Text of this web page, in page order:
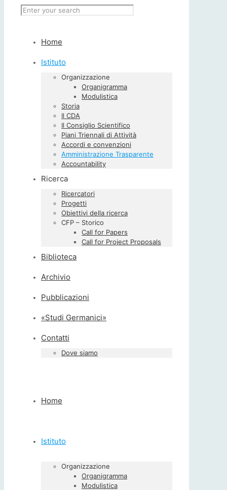
Home
Istituto
Organizzazione
Organigramma
Modulistica
Storia
Il CDA
Il Consiglio Scientifico
Piani Triennali di Attività
Accordi e convenzioni
Amministrazione Trasparente
Accountability
Ricerca
Ricercatori
Progetti
Obiettivi della ricerca
CFP – Storico
Call for Papers
Call for Project Proposals
Biblioteca
Archivio
Pubblicazioni
«Studi Germanici»
Contatti
Dove siamo
Home
Istituto
Organizzazione
Organigramma
Modulistica